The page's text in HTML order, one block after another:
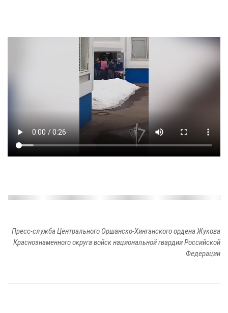
Пресс-служба Центрального Оршанско-Хинганского ордена Жукова
Краснознаменного округа войск национальной гвардии Российской
Федерации